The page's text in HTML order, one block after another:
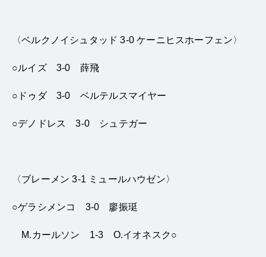
〈ベルクノイシュタッド 3-0 ケーニヒスホーフェン〉
○ルイズ 3-0 薛飛
○ドゥダ 3-0 ベルテルスマイヤー
○デノドレス 3-0 シュテガー
〈ブレーメン 3-1 ミュールハウゼン〉
○ゲラシメンコ 3-0 廖振珽
M.カールソン 1-3 O.イオネスク○